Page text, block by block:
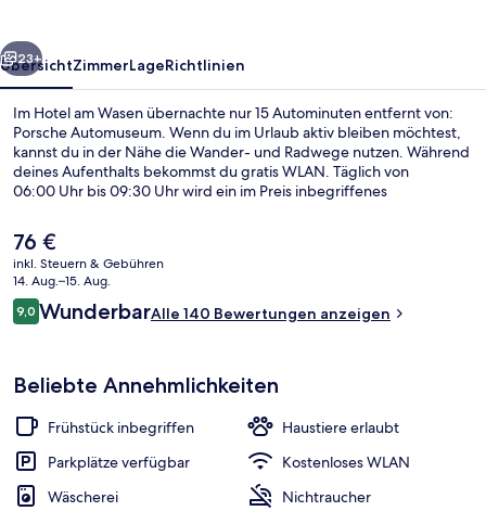
Weiter
23+
ÜbersichtZimmerLageRichtlinien
Im Hotel am Wasen übernachte nur 15 Autominuten entfernt von:
Porsche Automuseum. Wenn du im Urlaub aktiv bleiben möchtest,
kannst du in der Nähe die Wander- und Radwege nutzen. Während
deines Aufenthalts bekommst du gratis WLAN. Täglich von
06:00 Uhr bis 09:30 Uhr wird ein im Preis inbegriffenes
ebenfalls zum Angebot. Andere Reisende haben viel Gutes über
das hilfsbereite Personal zu berichten.
Der
aktuelle
Preis
beträgt
76 €.
76 €
inkl. Steuern & Gebühren
14. Aug.–15. Aug.
Bewertungen
9,09,0 von 10.
WunderbarAlle 140 Bewertungen anzeigen
Beliebte Annehmlichkeiten
Frühstück inbegriffen
Haustiere erlaubt
Parkplätze verfügbar
Kostenloses WLAN
Wäscherei
Nichtraucher